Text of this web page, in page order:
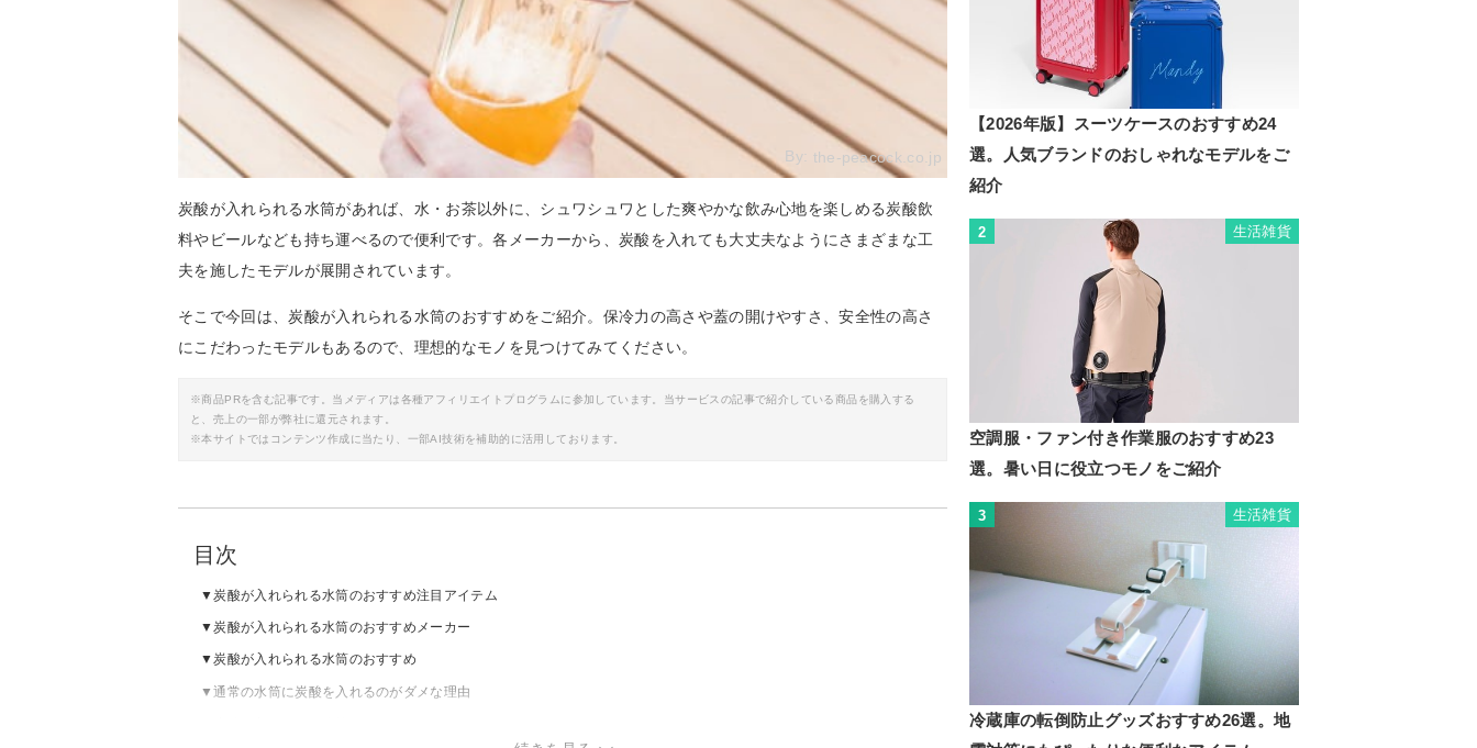
By: the-peacock.co.jp
炭酸が入れられる水筒があれば、水・お茶以外に、シュワシュワとした爽やかな飲み心地を楽しめる炭酸飲
料やビールなども持ち運べるので便利です。各メーカーから、炭酸を入れても大丈夫なようにさまざまな工
夫を施したモデルが展開されています。
そこで今回は、炭酸が入れられる水筒のおすすめをご紹介。保冷力の高さや蓋の開けやすさ、安全性の高さ
にこだわったモデルもあるので、理想的なモノを見つけてみてください。
※商品PRを含む記事です。当メディアは各種アフィリエイトプログラムに参加しています。当サービスの記事で紹介している商品を購入する
と、売上の一部が弊社に還元されます。
※本サイトではコンテンツ作成に当たり、一部AI技術を補助的に活用しております。
目次
炭酸が入れられる水筒のおすすめ注目アイテム
炭酸が入れられる水筒のおすすめメーカー
炭酸が入れられる水筒のおすすめ
通常の水筒に炭酸を入れるのがダメな理由
【2026年版】スーツケースのおすすめ24
選。人気ブランドのおしゃれなモデルをご
紹介
2 生活雑貨
空調服・ファン付き作業服のおすすめ23
選。暑い日に役立つモノをご紹介
3 生活雑貨
冷蔵庫の転倒防止グッズおすすめ26選。地